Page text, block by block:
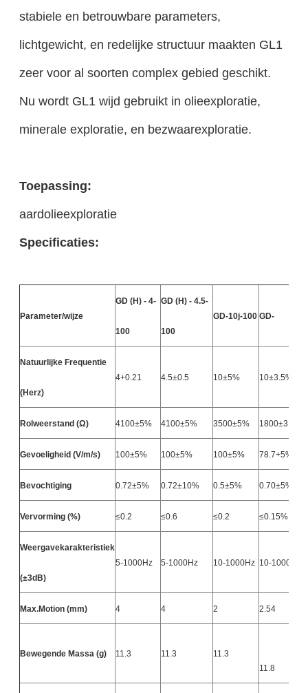
stabiele en betrouwbare parameters,
lichtgewicht, en redelijke structuur maakten GL1
zeer voor al soorten complex gebied geschikt.
Nu wordt GL1 wijd gebruikt in olieexploratie,
minerale exploratie, en bezwaarexploratie.
Toepassing:
aardolieexploratie
Specificaties:
Parameter/wijze
GD (H) - 4-
100
GD (H) - 4.5-
100
GD-10j-100 GD-
Natuurlijke Frequentie
(Herz)
4+0.21 4.5±0.5 10±5% 10±3.5%
Rolweerstand (Ω) 4100±5% 4100±5% 3500±5% 1800±3.5%
Gevoeligheid (V/m/s) 100±5% 100±5% 100±5% 78.7+5%3%
Bevochtiging 0.72±5% 0.72±10% 0.5±5% 0.70±5%
Vervorming (%) ≤0.2 ≤0.6 ≤0.2 ≤0.15%
Weergavekarakteristiek
(±3dB)
5-1000Hz 5-1000Hz 10-1000Hz 10-1000Hz
Max.Motion (mm) 4 4 2 2.54
Bewegende Massa (g) 11.3 11.3
11.3
11.8